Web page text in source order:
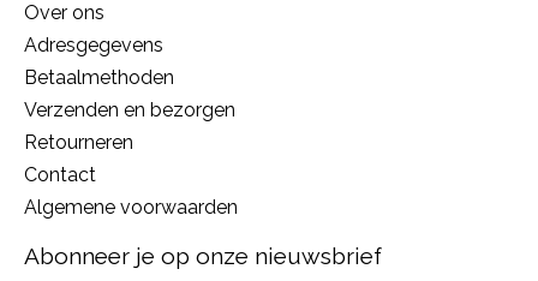
Over ons
Adresgegevens
Betaalmethoden
Verzenden en bezorgen
Retourneren
Contact
Algemene voorwaarden
Abonneer je op onze nieuwsbrief